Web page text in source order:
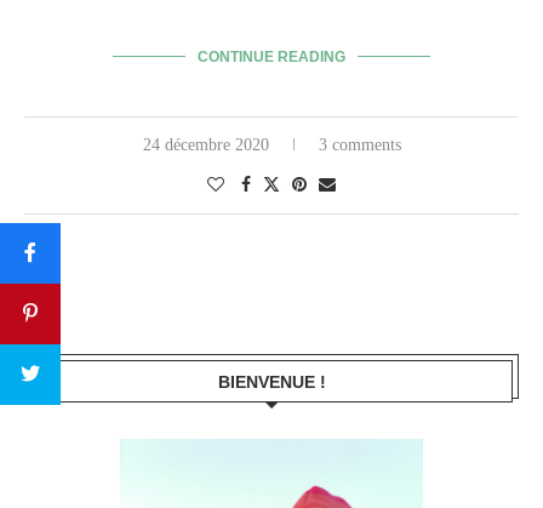
CONTINUE READING
24 décembre 2020 3 comments
BIENVENUE !